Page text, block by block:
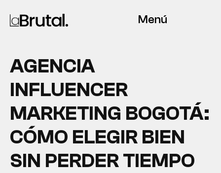
Menú
AGENCIA
INFLUENCER
MARKETING BOGOTÁ:
CÓMO ELEGIR BIEN
SIN PERDER TIEMPO